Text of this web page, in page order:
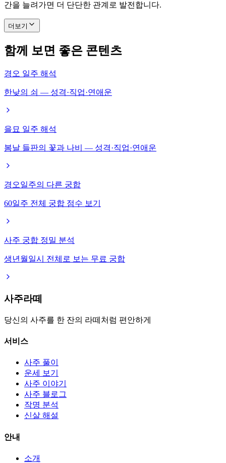
간을 늘려가면 더 단단한 관계로 발전합니다.
더보기
함께 보면 좋은 콘텐츠
경오 일주 해석
한낮의 쇠 — 성격·직업·연애운
을묘 일주 해석
봄날 들판의 꽃과 나비 — 성격·직업·연애운
경오일주의 다른 궁합
60일주 전체 궁합 점수 보기
사주 궁합 정밀 분석
생년월일시 전체로 보는 무료 궁합
사주라떼
당신의 사주를 한 잔의 라떼처럼 편안하게
서비스
사주 풀이
운세 보기
사주 이야기
사주 블로그
작명 분석
신살 해설
안내
소개